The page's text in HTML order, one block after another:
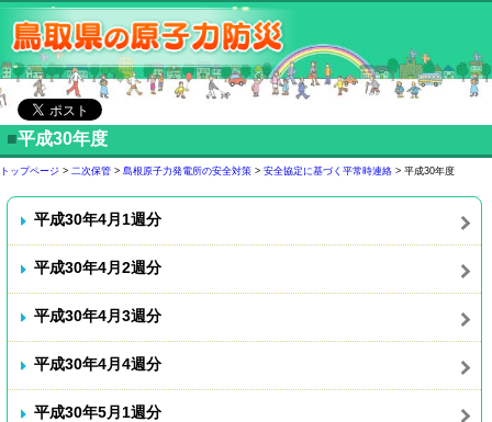
■平成30年度
トップページ > 二次保管 > 島根原子力発電所の安全対策 > 安全協定に基づく平常時連絡 > 平成30年度
平成30年4月1週分
平成30年4月2週分
平成30年4月3週分
平成30年4月4週分
平成30年5月1週分